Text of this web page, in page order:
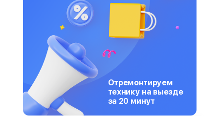
Отремонтируем
технику на выезде
за 20 минут